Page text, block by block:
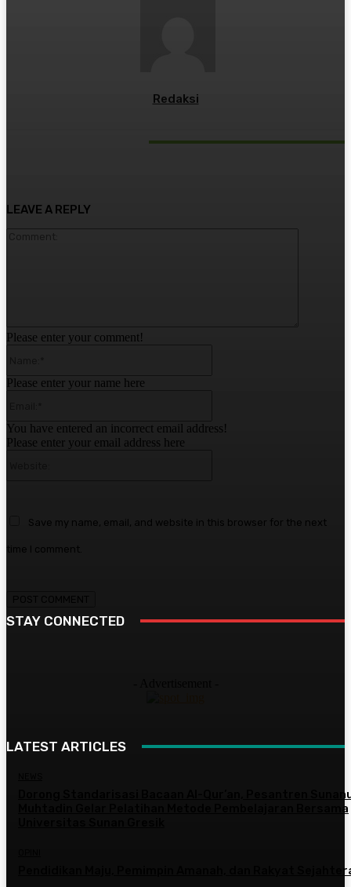
Redaksi
LEAVE A REPLY
Please enter your comment!
Please enter your name here
You have entered an incorrect email address!
Please enter your email address here
Save my name, email, and website in this browser for the next
time I comment.
STAY CONNECTED
LATEST ARTICLES
Dorong Standarisasi Bacaan Al-Qur’an, Pesantren
Muhtadin Gelar Pelatihan Metode Pembelajaran Bersama
Pendidikan Maju, Pemimpin Amanah, dan Rakyat